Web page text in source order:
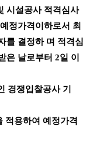
시설공사 적격심사
정가격이하로서 최
를 결정하 며 적격심
은 날로부터 2일 이
경쟁입찰공사 기
적용하여 예정가격